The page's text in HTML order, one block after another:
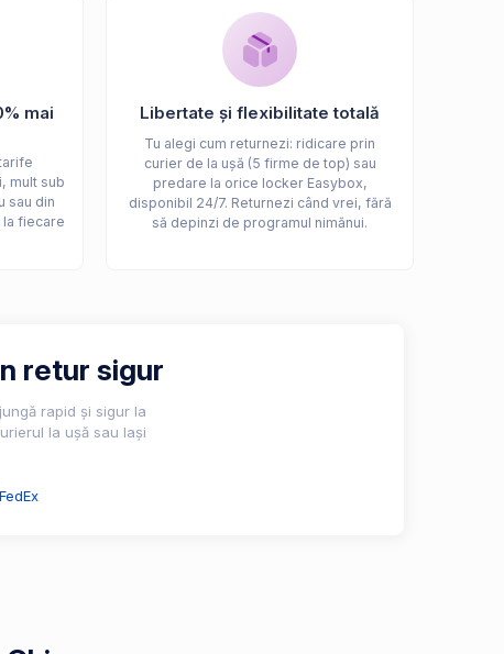
mai
mult sub
sau din
la fiecare
Libertate și flexibilitate totală
Tu alegi cum returnezi: ridicare prin
curier de la ușă (5 firme de top) sau
predare la orice locker Easybox,
disponibil 24/7. Returnezi când vrei, fără
să depinzi de programul nimănui.
retur sigur
rapid și sigur la
la ușă sau lași